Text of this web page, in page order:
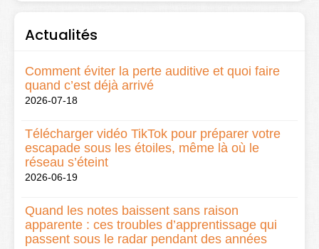
Actualités
Comment éviter la perte auditive et quoi faire
quand c’est déjà arrivé
2026-07-18
Télécharger vidéo TikTok pour préparer votre
escapade sous les étoiles, même là où le
réseau s’éteint
2026-06-19
Quand les notes baissent sans raison
apparente : ces troubles d’apprentissage qui
passent sous le radar pendant des années